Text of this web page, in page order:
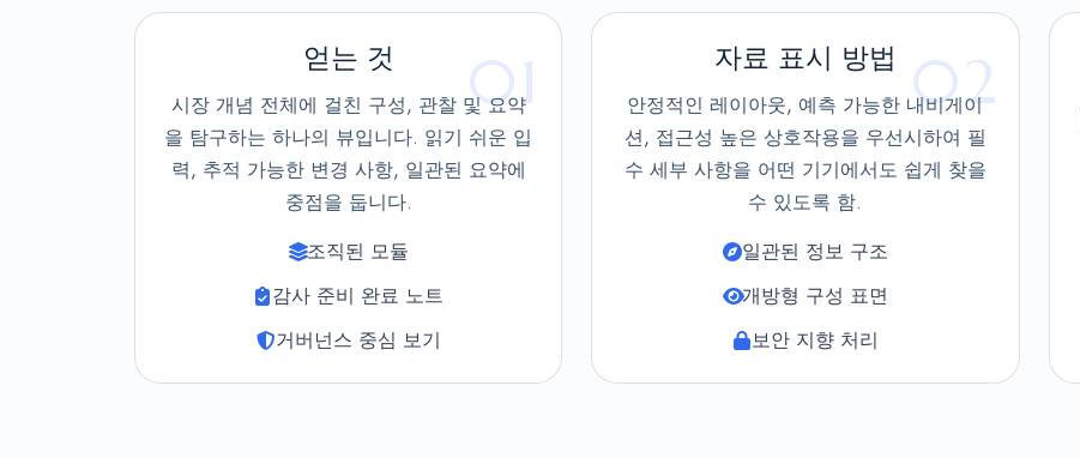
01
얻는 것
시장 개념 전체에 걸친 구성, 관찰 및 요약
을 탐구하는 하나의 뷰입니다. 읽기 쉬운 입
력, 추적 가능한 변경 사항, 일관된 요약에
중점을 둡니다.
조직된 모듈
감사 준비 완료 노트
거버넌스 중심 보기
02
자료 표시 방법
안정적인 레이아웃, 예측 가능한 내비게이
션, 접근성 높은 상호작용을 우선시하여 필
수 세부 사항을 어떤 기기에서도 쉽게 찾을
수 있도록 함.
일관된 정보 구조
개방형 구성 표면
보안 지향 처리